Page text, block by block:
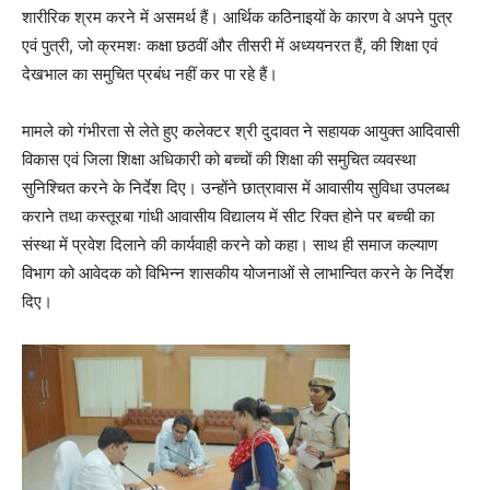
शारीरिक श्रम करने में असमर्थ हैं। आर्थिक कठिनाइयों के कारण वे अपने पुत्र
एवं पुत्री, जो क्रमशः कक्षा छठवीं और तीसरी में अध्ययनरत हैं, की शिक्षा एवं
देखभाल का समुचित प्रबंध नहीं कर पा रहे हैं।
मामले को गंभीरता से लेते हुए कलेक्टर श्री दुदावत ने सहायक आयुक्त आदिवासी
विकास एवं जिला शिक्षा अधिकारी को बच्चों की शिक्षा की समुचित व्यवस्था
सुनिश्चित करने के निर्देश दिए। उन्होंने छात्रावास में आवासीय सुविधा उपलब्ध
कराने तथा कस्तूरबा गांधी आवासीय विद्यालय में सीट रिक्त होने पर बच्ची का
संस्था में प्रवेश दिलाने की कार्यवाही करने को कहा। साथ ही समाज कल्याण
विभाग को आवेदक को विभिन्न शासकीय योजनाओं से लाभान्वित करने के निर्देश
दिए।